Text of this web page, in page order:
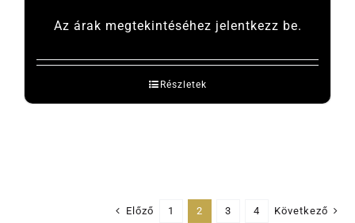
Az árak megtekintéséhez jelentkezz be.
Részletek
Előző 1 2 3 4 Következő